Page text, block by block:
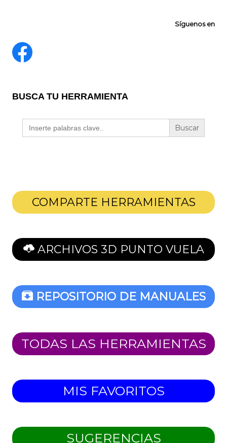
Síguenos en
BUSCA TU HERRAMIENTA
Buscar:
COMPARTE HERRAMIENTAS
ARCHIVOS 3D PUNTO VUELA
REPOSITORIO DE MANUALES
TODAS LAS HERRAMIENTAS
MIS FAVORITOS
SUGERENCIAS